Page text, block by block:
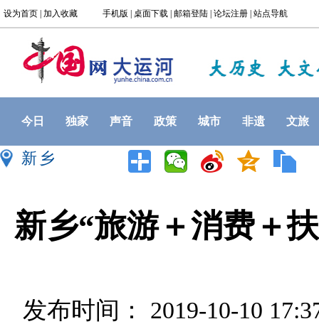
今日 独家 声音 政策 城市 非遗 文旅
新乡
新乡“旅游＋消费＋
发布时间： 2019-10-10